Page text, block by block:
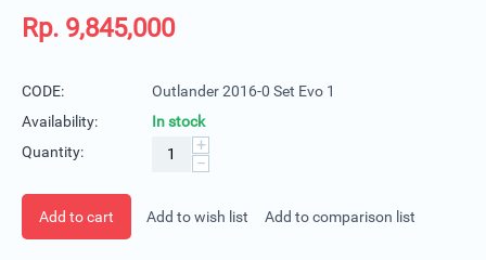
Rp. 9,845,000
CODE:
Outlander 2016-0 Set Evo 1
Availability:
In stock
Quantity:
+
−
Add to cart Add to wish list Add to comparison list